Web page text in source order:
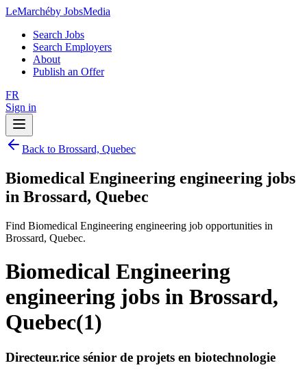
LeMarchéby JobsMedia
Search Jobs
Search Employers
About
Publish an Offer
FR
Sign in
Back to Brossard, Quebec
Biomedical Engineering engineering jobs
in Brossard, Quebec
Find Biomedical Engineering engineering job opportunities in
Brossard, Quebec.
Biomedical Engineering
engineering jobs in Brossard,
Quebec(1)
Directeur.rice sénior de projets en biotechnologie